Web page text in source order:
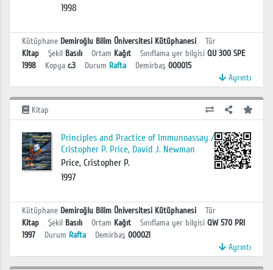
1998
Kütüphane Demiroğlu Bilim Üniversitesi Kütüphanesi
Tür
Kitap
Şekil Basılı Ortam Kağıt Sınıflama yer bilgisi QU 300 SPE
1998
Kopya c.3 Durum Rafta Demirbaş 000015
Ayrıntı
Kitap
Principles and Practice of Immunoassay /
Cristopher P. Price, David J. Newman
Price, Cristopher P.
1997
Kütüphane Demiroğlu Bilim Üniversitesi Kütüphanesi
Tür
Kitap
Şekil Basılı Ortam Kağıt Sınıflama yer bilgisi QW 570 PRI
1997
Durum Rafta Demirbaş 000021
Ayrıntı